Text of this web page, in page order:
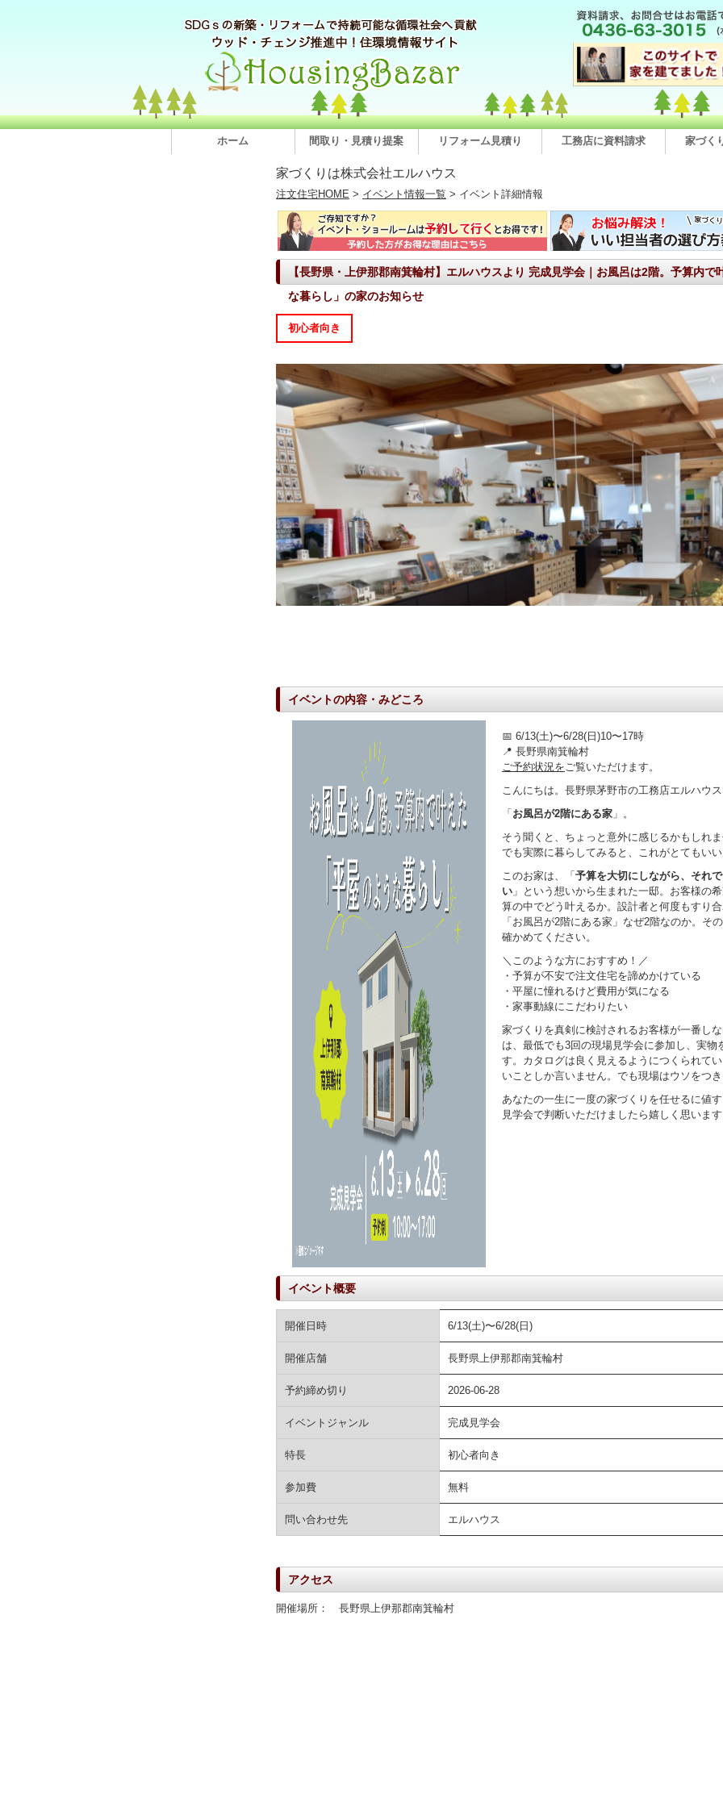
ホーム 間取り・見積り提案 リフォーム見積り 工務店に資料請求 家づく
家づくりは株式会社エルハウス
注文住宅HOME > イベント情報一覧 > イベント詳細情報
【長野県・上伊那郡南箕輪村】エルハウスより 完成見学会｜お風呂は2階。予算内で
な暮らし」の家のお知らせ
初心者向き
イベントの内容・みどころ
📅 6/13(土)〜6/28(日)10〜17時
📍 長野県南箕輪村
ご予約状況を ご覧いただけます。
こんにちは。長野県茅野市の工務店エルハウ
「 お風呂が2階にある家 」。
そう聞くと、ちょっと意外に感じるかもしれま
でも実際に暮らしてみると、これがとてもいい
このお家は、「 予算を大切にしながら、それ
い 」という想いから生まれた一邸。お客様の
算の中でどう叶えるか。設計者と何度もすり
「お風呂が2階にある家」なぜ2階なのか。そ
確かめてください。
＼このような方におすすめ！／
・予算が不安で注文住宅を諦めかけている
・平屋に憧れるけど費用が気になる
・家事動線にこだわりたい
家づくりを真剣に検討されるお客様が一番し
は、最低でも3回の現場見学会に参加し、実物
す。カタログは良く見えるようにつくられて
いことしか言いません。でも現場はウソをつき
あなたの一生に一度の家づくりを任せるに値す
見学会で判断いただけましたら嬉しく思います
イベント概要
開催日時 6/13(土)〜6/28(日)
開催店舗 長野県上伊那郡南箕輪村
予約締め切り 2026-06-28
イベントジャンル 完成見学会
特長 初心者向き
参加費 無料
問い合わせ先 エルハウス
アクセス
開催場所： 長野県上伊那郡南箕輪村